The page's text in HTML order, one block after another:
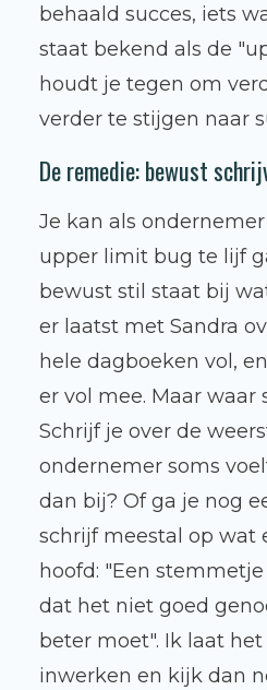
behaald succes, iets
staat bekend als de
houdt je tegen om
verder te stijgen naar
De remedie: bewust
Je kan als
upper limit bug te lijf
bewust stil staat bij
er laatst met Sandra
hele dagboeken vol,
er vol mee. Maar waar
Schrijf je over de
ondernemer soms
dan bij? Of ga je nog
schrijf meestal op wat
hoofd: "Een
dat het niet goed
beter moet". Ik laat
inwerken en kijk dan